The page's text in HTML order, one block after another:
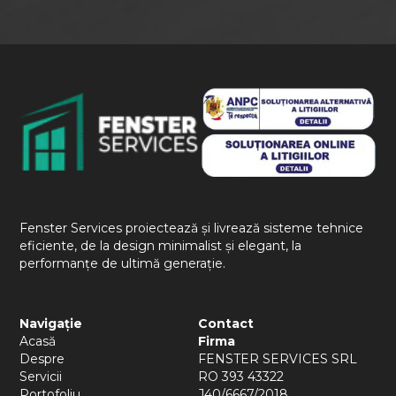
Fenster Services proiectează și livrează sisteme tehnice
eficiente, de la design minimalist și elegant, la
performanțe de ultimă generație.
Navigație
Acasă
Despre
Servicii
Contact
Firma
FENSTER SERVICES SRL
RO 393 43322